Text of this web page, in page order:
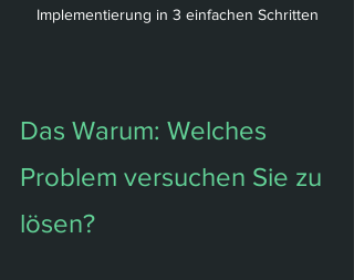
Implementierung in 3 einfachen Schritten
Das Warum: Welches
Problem versuchen Sie zu
lösen?